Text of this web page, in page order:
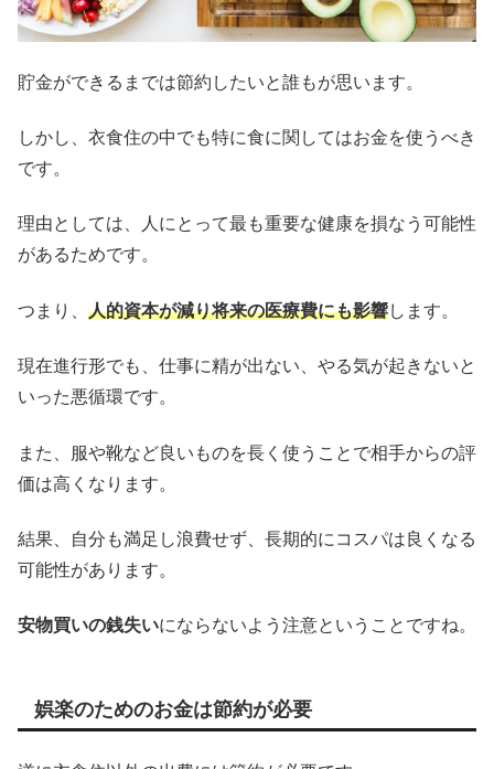
貯金ができるまでは節約したいと誰もが思います。
しかし、衣食住の中でも特に食に関してはお金を使うべき
です。
理由としては、人にとって最も重要な健康を損なう可能性
があるためです。
つまり、 人的資本が減り将来の医療費にも影響します。
現在進行形でも、仕事に精が出ない、やる気が起きないと
いった悪循環です。
また、服や靴など良いものを長く使うことで相手からの評
価は高くなります。
結果、自分も満足し浪費せず、長期的にコスパは良くなる
可能性があります。
安物買いの銭失いにならないよう注意ということですね。
娯楽のためのお金は節約が必要